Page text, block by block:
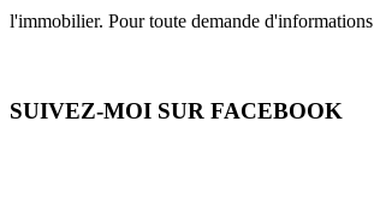
l'immobilier. Pour toute demande d'informations
SUIVEZ-MOI SUR FACEBOOK